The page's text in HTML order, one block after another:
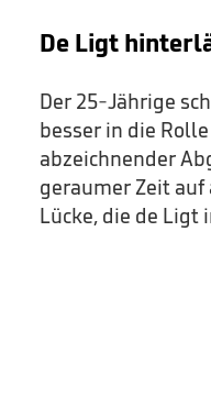
De Ligt
Der 25-Jährige
besser in die
abzeichnender
geraumer Zeit
Lücke, die de